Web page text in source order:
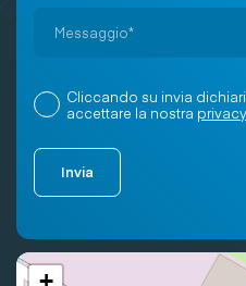
prega
questo
campo.
Cliccando su invia
accettare la nostra